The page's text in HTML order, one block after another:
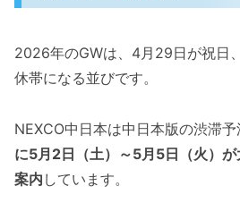
2026年のGWは、4月29日が祝日
休帯になる並びです。
NEXCO中日本は中日本版の渋滞予
に5月2日（土）～5月5日（火）
案内 しています。